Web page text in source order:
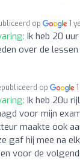
op 1
Ik heb 20
over de
op
Ik heb 20u
voor mijn
maakte ook
gaf hij mee na
voor de